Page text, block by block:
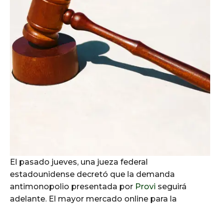
El pasado jueves, una jueza federal
estadounidense decretó que la demanda
antimonopolio presentada por Provi seguirá
adelante. El mayor mercado online para la